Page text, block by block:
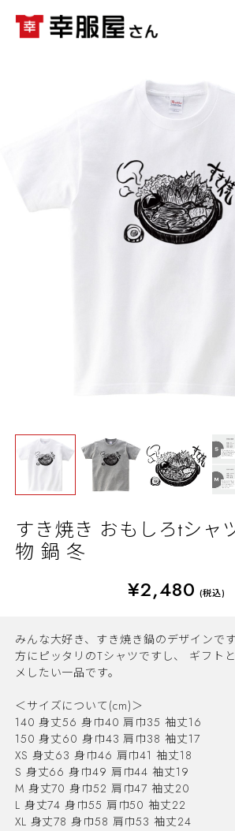
すき焼き おもしろtシャ
物 鍋 冬
¥2,480 (税込)
みんな大好き、すき焼き鍋のデザインで
方にピッタリのTシャツですし、 ギフト
メしたい一品です。
＜サイズについて(cm)＞
140 身丈56 身巾40 肩巾35 袖丈16
150 身丈60 身巾43 肩巾38 袖丈17
XS 身丈63 身巾46 肩巾41 袖丈18
S 身丈66 身巾49 肩巾44 袖丈19
M 身丈70 身巾52 肩巾47 袖丈20
L 身丈74 身巾55 肩巾50 袖丈22
XL 身丈78 身巾58 肩巾53 袖丈24